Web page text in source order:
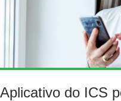
Aplicativo do ICS